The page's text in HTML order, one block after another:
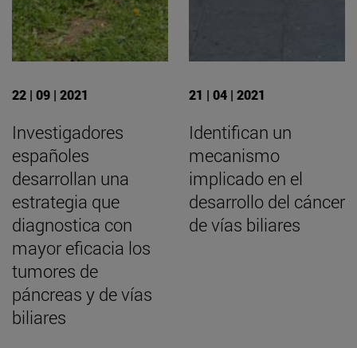
22 | 09 | 2021
Investigadores
españoles
desarrollan una
estrategia que
diagnostica con
mayor eficacia los
tumores de
páncreas y de vías
biliares
21 | 04 | 2021
Identifican un
mecanismo
implicado en el
desarrollo del cáncer
de vías biliares